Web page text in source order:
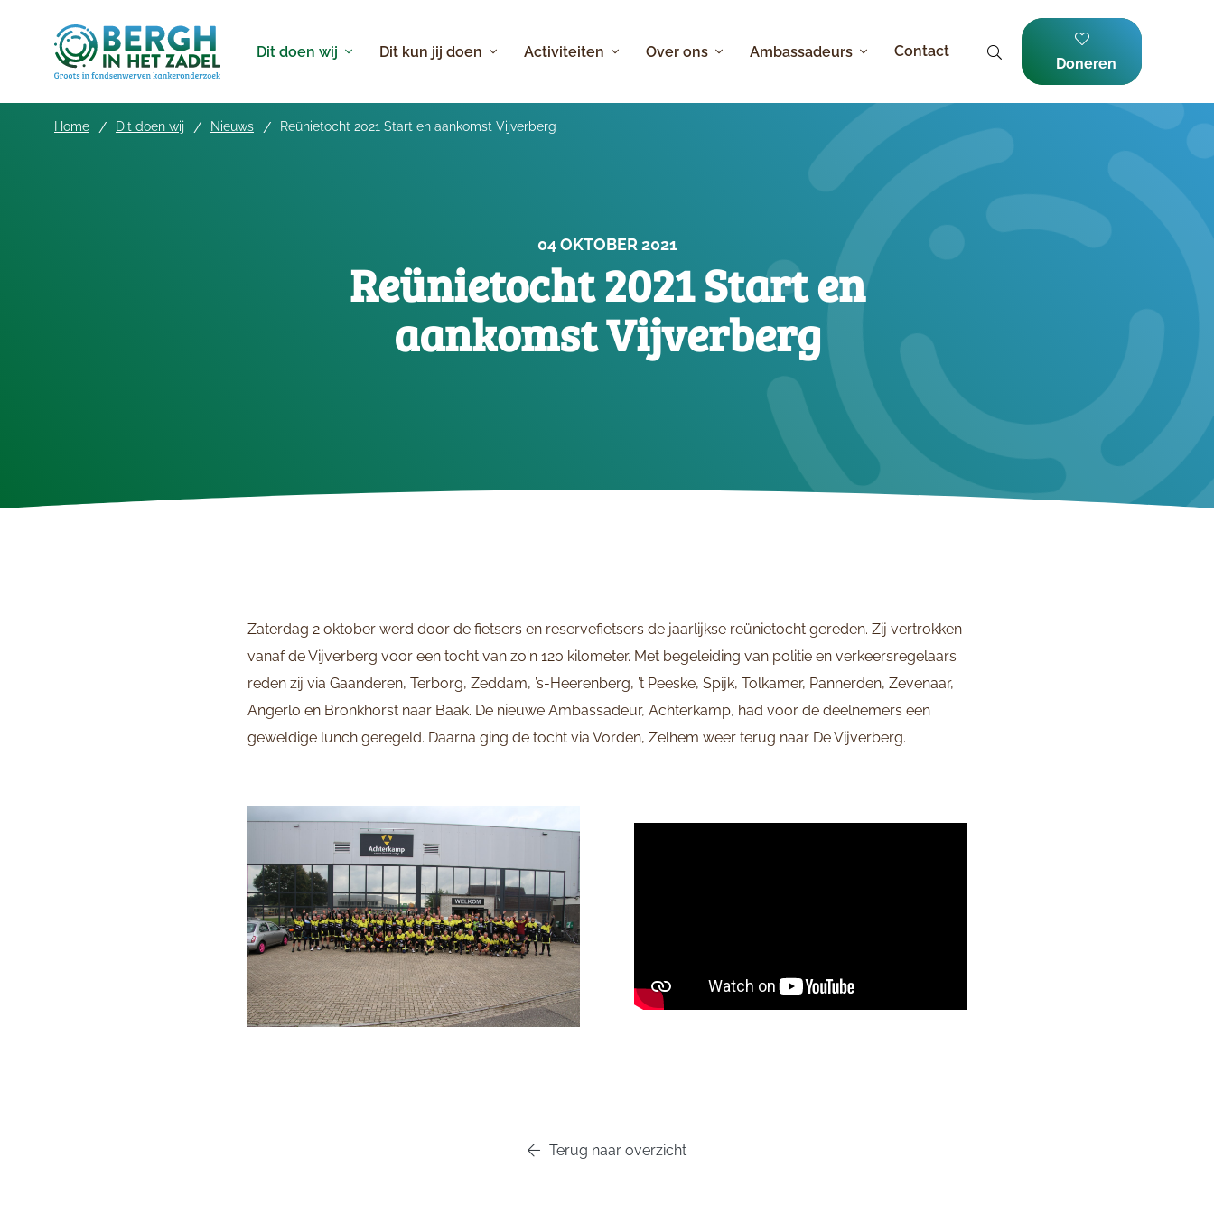
Dit doen wij Dit kun jij doen Activiteiten Over ons Ambassadeurs Contact
Doneren
Home Dit doen wij Nieuws Reünietocht 2021 Start en aankomst Vijverberg
04 OKTOBER 2021
Reünietocht 2021 Start en
aankomst Vijverberg
Zaterdag 2 oktober werd door de fietsers en reservefietsers de jaarlijkse reünietocht gereden. Zij vertrokken
vanaf de Vijverberg voor een tocht van zo'n 120 kilometer. Met begeleiding van politie en verkeersregelaars
reden zij via Gaanderen, Terborg, Zeddam, ’s-Heerenberg, ’t Peeske, Spijk, Tolkamer, Pannerden, Zevenaar,
Angerlo en Bronkhorst naar Baak. De nieuwe Ambassadeur, Achterkamp, had voor de deelnemers een
geweldige lunch geregeld. Daarna ging de tocht via Vorden, Zelhem weer terug naar De Vijverberg.
Terug naar overzicht